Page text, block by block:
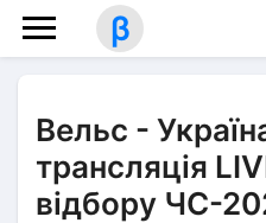
β
Вельс -
трансляція
відбору ЧС-